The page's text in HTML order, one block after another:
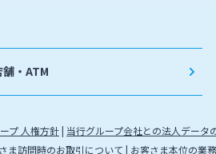
舗・ATM
プ 人権方針 当行グループ会社との法人データ
ま訪問時のお取引について お客さま本位の業